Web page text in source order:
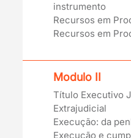
instrumento
Recursos em
Recursos em
Modulo II
Título Executivo
Extrajudicial
Execução: da
Execução e